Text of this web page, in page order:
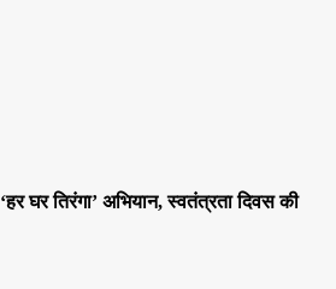
घर तिरंगा’ अभियान, स्वतंत्रता दिवस की